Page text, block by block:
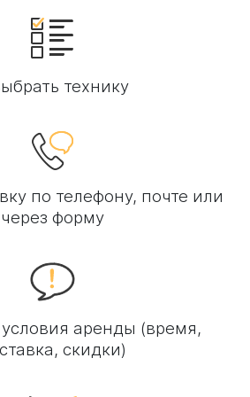
технику
по телефону, почте или
через форму
условия аренды (время,
скидки)